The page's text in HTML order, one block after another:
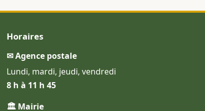
Horaires
✉ Agence postale
Lundi, mardi, jeudi, vendredi
8 h à 11 h 45
🏛 Mairie